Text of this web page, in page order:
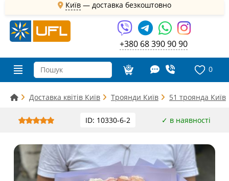
Київ — доставка безкоштовно
+380 68 390 90 90
0
Доставка квітів Київ Троянди Київ 51 троянда Київ
ID: 10330-6-2 ✓ в наявності